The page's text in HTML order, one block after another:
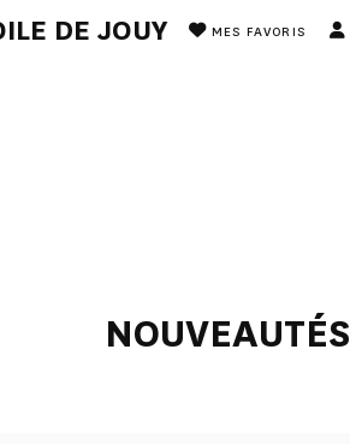
DE JOUY MES FAVORIS
NOUVEAUTÉS